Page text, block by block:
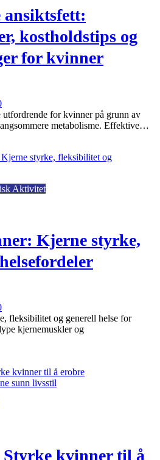
kostholdstips og
for kvinner
for kvinner på grunn av
metabolisme. Effektive…
Aktivitet
Kjerne styrke,
fleksibilitet og generell helse for
kjernemuskler og
kvinner til å